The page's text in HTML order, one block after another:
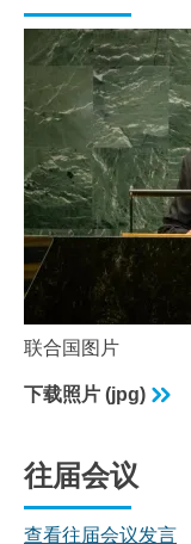
联合国图片
下载照片 (jpg)
往届会议
查看往届会议发言